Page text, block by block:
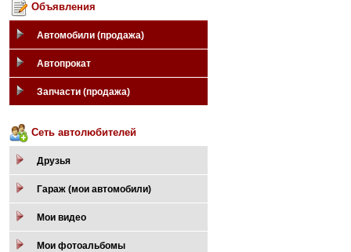
Объявления
Автомобили (продажа)
Автопрокат
Запчасти (продажа)
Сеть автолюбителей
Друзья
Гараж (мои автомобили)
Мои видео
Мои фотоальбомы